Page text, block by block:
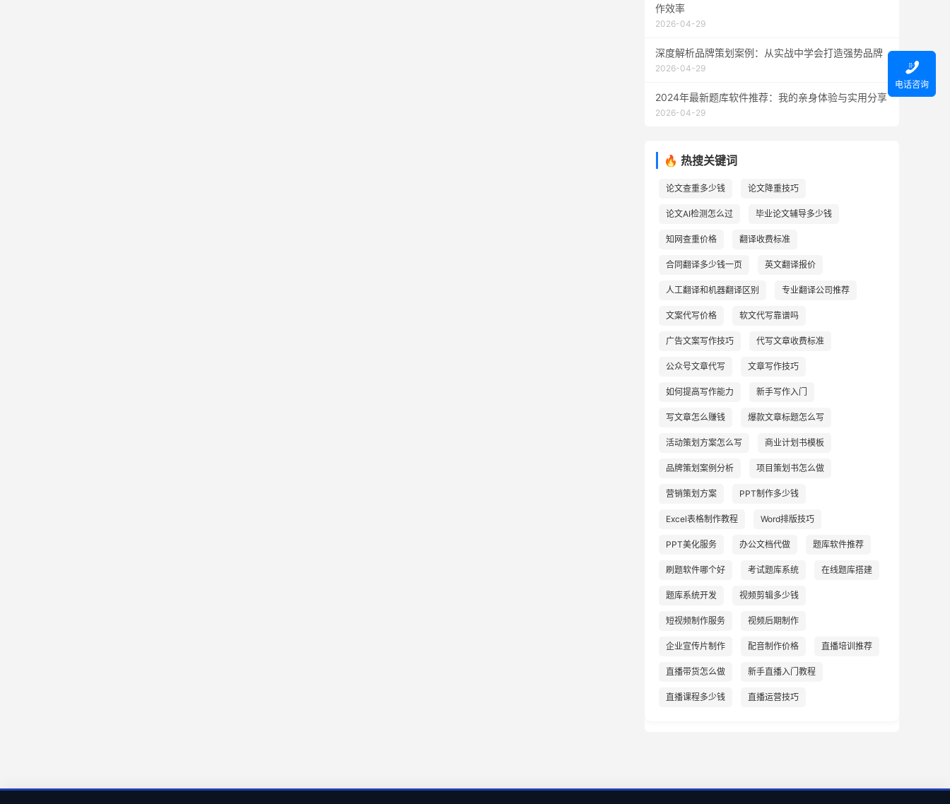
作效率
2026-04-29
深度解析品牌策划案例：从实战中学会打造强势品牌
2026-04-29
2024年最新题库软件推荐：我的亲身体验与实用分享
2026-04-29
🔥 热搜关键词
论文查重多少钱 论文降重技巧
论文AI检测怎么过 毕业论文辅导多少钱
知网查重价格 翻译收费标准
合同翻译多少钱一页 英文翻译报价
人工翻译和机器翻译区别 专业翻译公司推荐
文案代写价格 软文代写靠谱吗
广告文案写作技巧 代写文章收费标准
公众号文章代写 文章写作技巧
如何提高写作能力 新手写作入门
写文章怎么赚钱 爆款文章标题怎么写
活动策划方案怎么写 商业计划书模板
品牌策划案例分析 项目策划书怎么做
营销策划方案 PPT制作多少钱
Excel表格制作教程 Word排版技巧
PPT美化服务 办公文档代做 题库软件推荐
刷题软件哪个好 考试题库系统 在线题库搭建
题库系统开发 视频剪辑多少钱
短视频制作服务 视频后期制作
企业宣传片制作 配音制作价格 直播培训推荐
直播带货怎么做 新手直播入门教程
直播课程多少钱 直播运营技巧

电话咨询